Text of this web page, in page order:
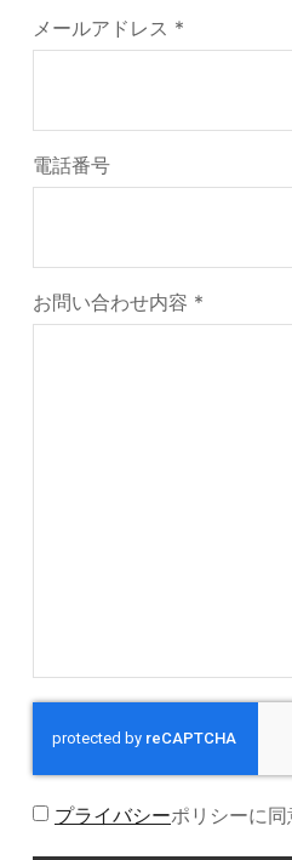
メールアドレス *
電話番号
お問い合わせ内容 *
プライバシーポリシーに